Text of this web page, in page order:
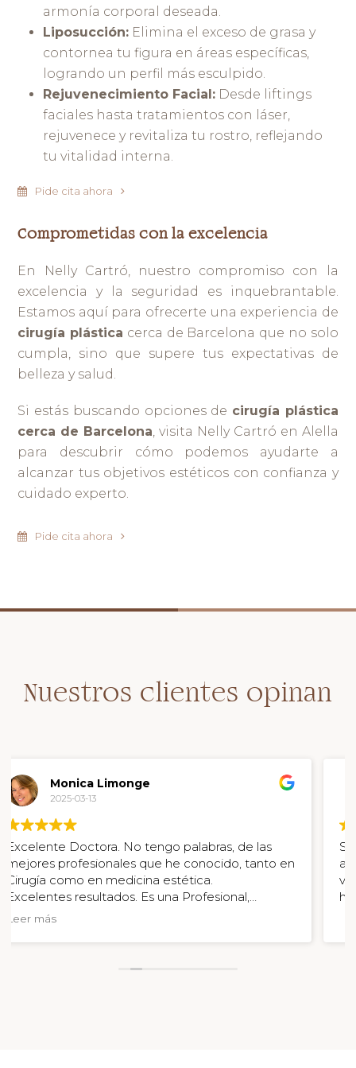
armonía corporal deseada.
Liposucción: Elimina el exceso de grasa y
contornea tu figura en áreas específicas,
logrando un perfil más esculpido.
Rejuvenecimiento Facial: Desde liftings
faciales hasta tratamientos con láser,
rejuvenece y revitaliza tu rostro, reflejando
tu vitalidad interna.
Pide cita ahora
Comprometidas con la excelencia
En Nelly Cartró, nuestro compromiso con la
excelencia y la seguridad es inquebrantable.
Estamos aquí para ofrecerte una experiencia de
cirugía plástica cerca de Barcelona que no solo
cumpla, sino que supere tus expectativas de
belleza y salud.
Si estás buscando opciones de cirugía plástica
cerca de Barcelona, visita Nelly Cartró en Alella
para descubrir cómo podemos ayudarte a
alcanzar tus objetivos estéticos con confianza y
cuidado experto.
Pide cita ahora
Nuestros clientes opinan
Ester
2025-03-10
Solo tengo palabras de agradecimiento y gracias
a la vida por regalarnos a personas como
vosotras 🤗 grandes profesionales y grandes seres
humanos, cercanas y empáticas . GRACIAS!!